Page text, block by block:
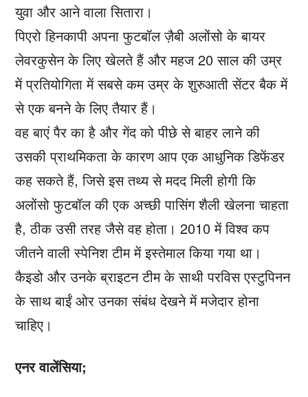
युवा और आने वाला सितारा।
पिएरो हिनकापी अपना फुटबॉल ज़ैबी अलोंसो के बायर
लेवरकुसेन के लिए खेलते हैं और महज 20 साल की उम्र
में प्रतियोगिता में सबसे कम उम्र के शुरुआती सेंटर बैक में
से एक बनने के लिए तैयार हैं।
वह बाएं पैर का है और गेंद को पीछे से बाहर लाने की
उसकी प्राथमिकता के कारण आप एक आधुनिक डिफेंडर
कह सकते हैं, जिसे इस तथ्य से मदद मिली होगी कि
अलोंसो फुटबॉल की एक अच्छी पासिंग शैली खेलना चाहता
है, ठीक उसी तरह जैसे वह होता। 2010 में विश्व कप
जीतने वाली स्पेनिश टीम में इस्तेमाल किया गया था।
कैइडो और उनके ब्राइटन टीम के साथी परविस एस्टुपिनन
के साथ बाईं ओर उनका संबंध देखने में मजेदार होना
चाहिए।
एनर वालेंसिया;